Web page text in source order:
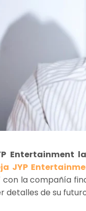
JYP
la compañía
detalles de su